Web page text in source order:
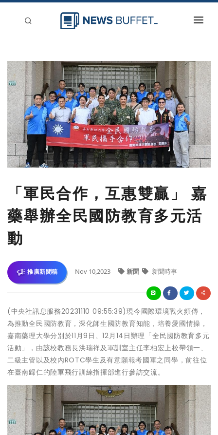
新聞稿分類
登入
刊登
「軍民合作，互惠雙贏」 嘉
藥舉辦全民國防教育多元活
動
推廣新聞稿 Nov 10,2023 新聞 新聞時事
(中央社訊息服務20231110 09:55:39)現今國際環境戰火頻傳，
為推動全民國防教育，深化師生國防教育知能，培養愛國情操，
嘉南藥理大學分別於11月9日、12月14日辦理「全民國防教育多元
活動」，由該校教務長洪瑞祥及軍訓室主任李柏宏上校帶領一、
二級主管以及校內ROTC學生及有意願報考國軍之同學，前往位
在臺南歸仁的陸軍飛行訓練指揮部進行參訪交流。